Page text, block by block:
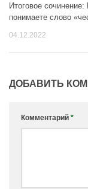
Итоговое
понимаете слово
04.12.2022
ДОБАВИТЬ
Комментарий *